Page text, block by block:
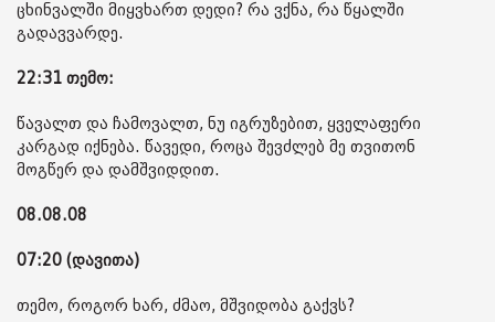
ცხინვალში მიყვხართ დედი? რა ვქნა, რა წყალში
გადავვარდე.
22:31 თემო:
წავალთ და ჩამოვალთ, ნუ იგრუზებით, ყველაფერი
კარგად იქნება. წავედი, როცა შევძლებ მე თვითონ
მოგწერ და დამშვიდდით.
08.08.08
07:20 (დავითა)
თემო, როგორ ხარ, ძმაო, მშვიდობა გაქვს?